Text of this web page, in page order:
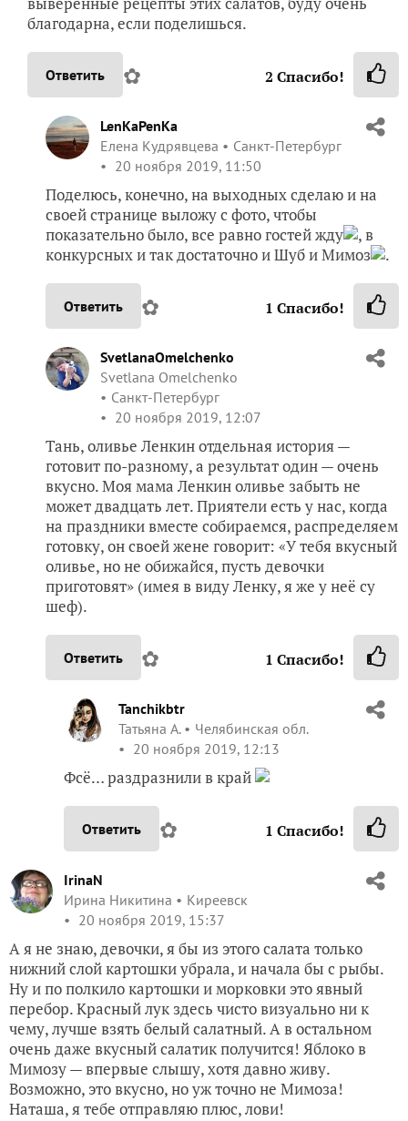
благодарна, если поделишься.
Ответить ✿ 2 Спасибо!
LenKaPenKa
Елена Кудрявцева
Санкт-Петербург
20 ноября 2019, 11:50
Поделюсь, конечно, на выходных сделаю и на
своей странице выложу с фото, чтобы
показательно было, все равно гостей жду
, в
конкурсных и так достаточно и Шуб и Мимоз
.
Ответить ✿ 1 Спасибо!
SvetlanaOmelchenko
Svetlana Omelchenko
Санкт-Петербург
20 ноября 2019, 12:07
Тань, оливье Ленкин отдельная история —
готовит по-разному, а результат один — очень
вкусно. Моя мама Ленкин оливье забыть не
может двадцать лет. Приятели есть у нас, когда
на праздники вместе собираемся, распределяем
готовку, он своей жене говорит: «У тебя вкусный
оливье, но не обижайся, пусть девочки
приготовят» (имея в виду Ленку, я же у неё су
шеф).
Ответить ✿ 1 Спасибо!
Tanchikbtr
Татьяна А.
Челябинская обл.
20 ноября 2019, 12:13
Фсё… раздразнили в край
Ответить ✿ 1 Спасибо!
IrinaN
Ирина Никитина
Киреевск
20 ноября 2019, 15:37
А я не знаю, девочки, я бы из этого салата только
нижний слой картошки убрала, и начала бы с рыбы.
Ну и по полкило картошки и морковки это явный
перебор. Красный лук здесь чисто визуально ни к
чему, лучше взять белый салатный. А в остальном
очень даже вкусный салатик получится! Яблоко в
Мимозу — впервые слышу, хотя давно живу.
Возможно, это вкусно, но уж точно не Мимоза!
Наташа, я тебе отправляю плюс, лови!